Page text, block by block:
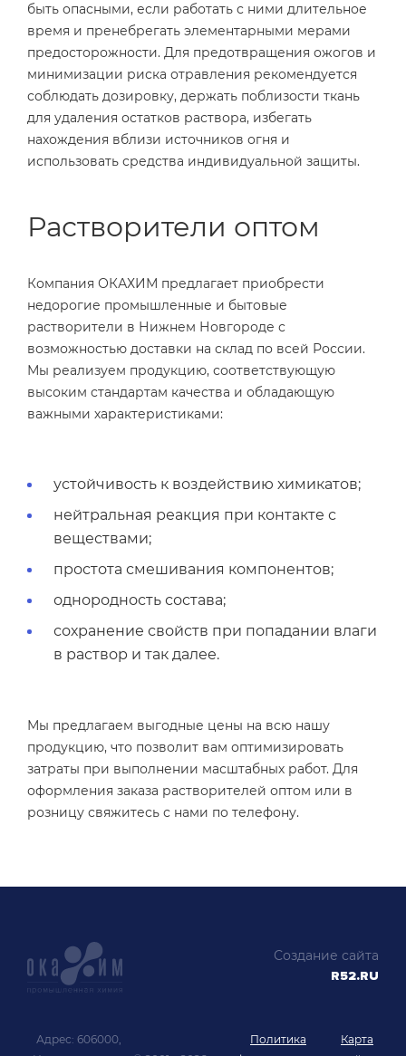
быть опасными, если работать с ними длительное
время и пренебрегать элементарными мерами
предосторожности. Для предотвращения ожогов и
минимизации риска отравления рекомендуется
соблюдать дозировку, держать поблизости ткань
для удаления остатков раствора, избегать
нахождения вблизи источников огня и
использовать средства индивидуальной защиты.
Растворители оптом
Компания ОКАХИМ предлагает приобрести
недорогие промышленные и бытовые
растворители в Нижнем Новгороде с
возможностью доставки на склад по всей России.
Мы реализуем продукцию, соответствующую
высоким стандартам качества и обладающую
важными характеристиками:
устойчивость к воздействию химикатов;
нейтральная реакция при контакте с
веществами;
простота смешивания компонентов;
однородность состава;
сохранение свойств при попадании влаги
в раствор и так далее.
Мы предлагаем выгодные цены на всю нашу
продукцию, что позволит вам оптимизировать
затраты при выполнении масштабных работ. Для
оформления заказа растворителей оптом или в
розницу свяжитесь с нами по телефону.
Адрес: 606000,
Политика
Карта
Создание сайта
R52.RU